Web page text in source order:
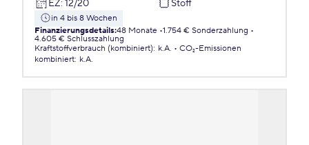
EZ: 12/20 Stoff
in 4 bis 8 Wochen
Finanzierungsdetails:48 Monate 1.754 € Sonderzahlung
4.605 € Schlusszahlung
Kraftstoffverbrauch (kombiniert): k.A.
CO₂-Emissionen
kombiniert: k.A.